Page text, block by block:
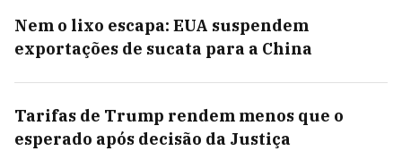
Nem o lixo escapa: EUA suspendem
exportações de sucata para a China
Tarifas de Trump rendem menos que o
esperado após decisão da Justiça